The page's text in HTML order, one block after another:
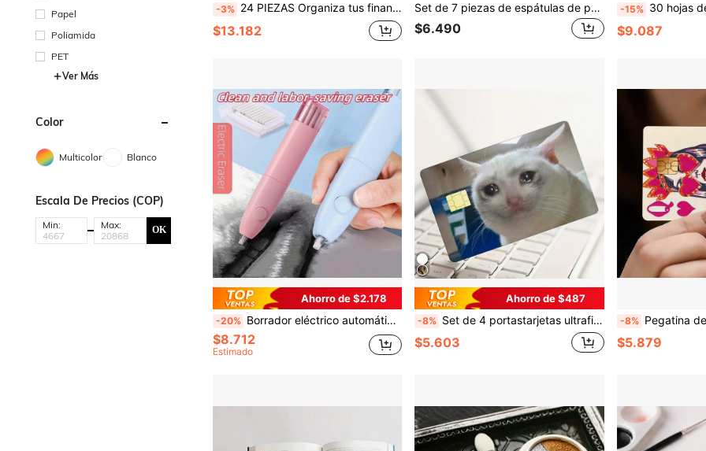
Papel
Poliamida
PET
Ver Más
Color
Multicolor Blanco
Escala De Precios (COP)
Min: Max: OK
-3% 24 PIEZAS Organiza tus finanzas con estilo: Carpeta de presupuesto con sobres con cremallera y hojas de gastos, de vuelta a la escuela, útiles escolares, plan de ahorro, plan de ahorro quincenal, plan de ahorro de 10,000, estrategia de ahorro
$13.182
Set de 7 piezas de espátulas de paleta de acero inoxidable, raspadores, herramientas de pintura artística con mango de madera, esenciales para estudiantes, artistas, Halloween, vuelta al cole, suministros de aprendizaje, disponible en sets de 6 piezas o 1 pieza
$6.490
-15% 30 hojas de bloc de notas de especialidad de papel de vaca engrosado con
$9.087
Ahorro de $2.178
-20% Borrador eléctrico automático para estudiantes - Borra fácilmente los grafitis sin dejar marcas (Baterías no incluidas), temporada de regreso a clases
$8.712
Estimado
Ahorro de $487
-8% Set de 4 portastarjetas ultrafinos con diseño de gato - Impermeables, resistentes a arañazos, pegatinas antideslizantes de PVC, adecuados para tarjetas de crédito y tarjetas de identificación, esenciales para volver a la escuela, útiles escolares
$5.603
-8% Pegatina de tarjeta de crédito con diseño de carta de la reina de corazones rosa, adecuada para
$5.879